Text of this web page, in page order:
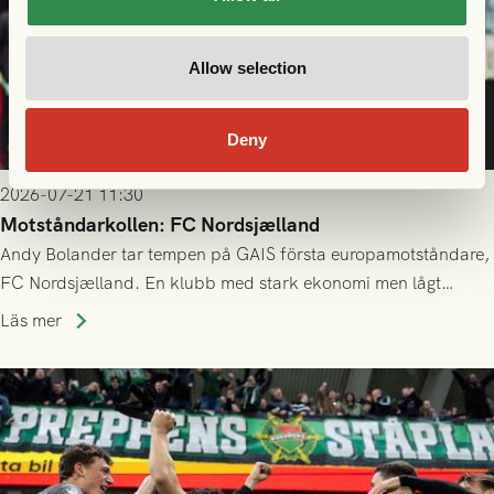
Allow selection
Deny
2026-07-21 11:30
Motståndarkollen: FC Nordsjælland
Andy Bolander tar tempen på GAIS första europamotståndare,
FC Nordsjælland. En klubb med stark ekonomi men lågt
publiksnitt, ett lag med både kollektiv styrka och individuell
Läs mer